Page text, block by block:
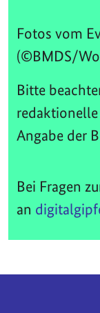
Fotos vom
(©BMDS/
Bitte
Angabe der
Bei Fragen
an